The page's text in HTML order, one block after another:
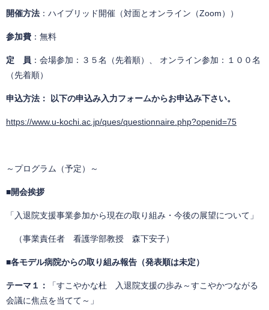
​開催方法 ：ハイブリッド開催（対面とオンライン（Zoom））
参加費 ：無料
定 員 ：会場参加：３５名（先着順）、 オンライン参加：１００名
（先着順）
申込方法： 以下の申込み入力フォームからお申込み下さい。
https://www.u-kochi.ac.jp/ques/questionnaire.php?openid=75
～プログラム（予定）～
■開会挨拶
「入退院支援事業参加から現在の取り組み・今後の展望について」
（事業責任者 看護学部教授 森下安子）
■各モデル病院からの取り組み報告（発表順は未定）
​テーマ１：
「すこやかな杜 入退院支援の歩み～すこやかつながる
会議に焦点を当てて～」